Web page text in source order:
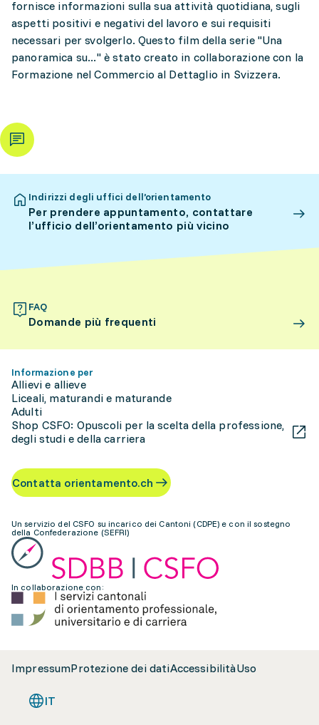
fornisce informazioni sulla sua attività quotidiana, sugli
aspetti positivi e negativi del lavoro e sui requisiti
necessari per svolgerlo. Questo film della serie "Una
panoramica su..." è stato creato in collaborazione con la
Formazione nel Commercio al Dettaglio in Svizzera.
Indirizzi degli uffici dell’orientamento
Per prendere appuntamento, contattare
l’ufficio dell’orientamento più vicino
FAQ
Domande più frequenti
Informazione per
Allievi e allieve
Liceali, maturandi e maturande
Adulti
Shop CSFO: Opuscoli per la scelta della professione,
degli studi e della carriera
Contatta orientamento.ch
Un servizio del CSFO su incarico dei Cantoni (CDPE) e con il sostegno
della Confederazione (SEFRI)
In collaborazione con:
ImpressumProtezione dei datiAccessibilitàUso
IT